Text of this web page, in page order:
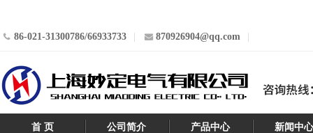
86-021-31300786/66933733 870926904@qq.com
首 页 公司简介 产品中心 新闻中